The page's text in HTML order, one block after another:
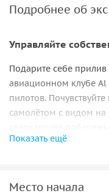
Подробнее об
Управляйте
Подарите себе
авиационном клубе
пилотов.
самолётом с видом на
Показать ещё
Место начала